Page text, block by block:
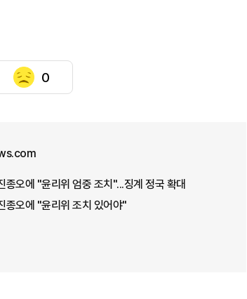
0
종오에 "윤리위 엄중 조치"...징계 정국 확대
종오에 "윤리위 조치 있어야"